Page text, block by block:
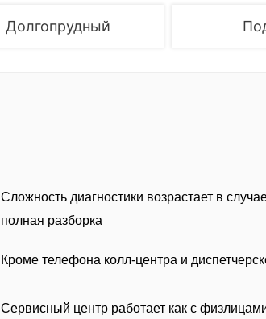
Долгопрудный
Сложность диагностики возрастает в
полная разборка
Кроме телефона колл-центра и
Сервисный центр работает как с